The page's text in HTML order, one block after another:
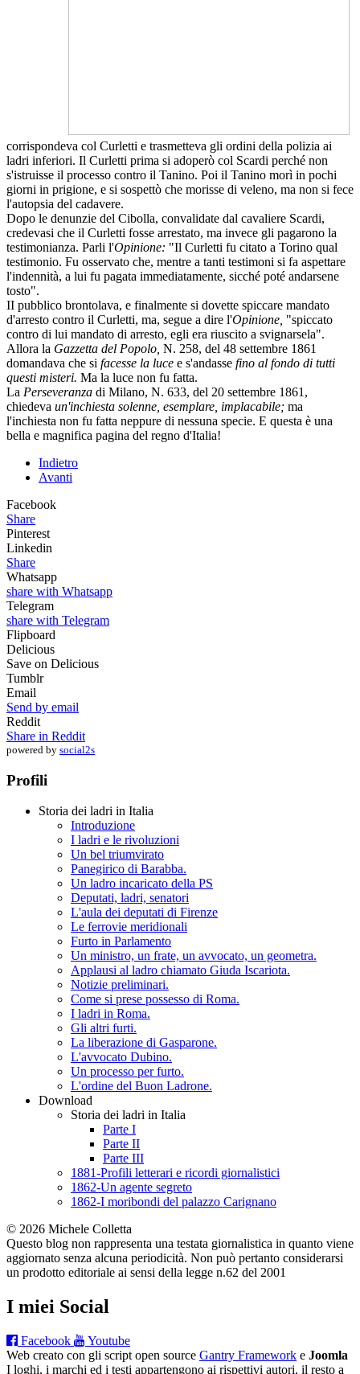
corrispondeva col Curletti e trasmetteva gli ordini della polizia ai
ladri inferiori. Il Curletti prima si adoperò col Scardi perché non
s'istruisse il processo contro il Tanino. Poi il Tanino morì in pochi
giorni in prigione, e si sospettò che morisse di veleno, ma non si fece
l'autopsia del cadavere.
Dopo le denunzie del Cibolla, convalidate dal cavaliere Scardi,
credevasi che il Curletti fosse arrestato, ma invece gli pagarono la
testimonianza. Parli l'Opinione: "Il Curletti fu citato a Torino qual
testimonio. Fu osservato che, mentre a tanti testimoni si fa aspettare
l'indennità, a lui fu pagata immediatamente, sicché poté andarsene
tosto".
II pubblico brontolava, e finalmente si dovette spiccare mandato
d'arresto contro il Curletti, ma, segue a dire l'Opinione, "spiccato
contro di lui mandato di arresto, egli era riuscito a svignarsela".
Allora la Gazzetta del Popolo, N. 258, del 48 settembre 1861
domandava che si facesse la luce e s'andasse fino al fondo di tutti
questi misteri. Ma la luce non fu fatta.
La Perseveranza di Milano, N. 633, del 20 settembre 1861,
chiedeva un'inchiesta solenne, esemplare, implacabile; ma
l'inchiesta non fu fatta neppure di nessuna specie. E questa è una
bella e magnifica pagina del regno d'Italia!
Indietro
Avanti
Facebook
Share
Pinterest
Linkedin
Share
Whatsapp
share with Whatsapp
Telegram
share with Telegram
Flipboard
Delicious
Save on Delicious
Tumblr
Email
Send by email
Reddit
Share in Reddit
powered by social2s
Profili
Storia dei ladri in Italia
Introduzione
I ladri e le rivoluzioni
Un bel triumvirato
Panegirico di Barabba.
Un ladro incaricato della PS
Deputati, ladri, senatori
L'aula dei deputati di Firenze
Le ferrovie meridionali
Furto in Parlamento
Un ministro, un frate, un avvocato, un geometra.
Applausi al ladro chiamato Giuda Iscariota.
Notizie preliminari.
Come si prese possesso di Roma.
I ladri in Roma.
Gli altri furti.
La liberazione di Gasparone.
L'avvocato Dubino.
Un processo per furto.
L'ordine del Buon Ladrone.
Download
Storia dei ladri in Italia
Parte I
Parte II
Parte III
1881-Profili letterari e ricordi giornalistici
1862-Un agente segreto
1862-I moribondi del palazzo Carignano
© 2026 Michele Colletta
Questo blog non rappresenta una testata giornalistica in quanto viene
aggiornato senza alcuna periodicità. Non può pertanto considerarsi
un prodotto editoriale ai sensi della legge n.62 del 2001
I miei Social
Facebook
Youtube
Web creato con gli script open source Gantry Framework e Joomla
I loghi, i marchi ed i testi appartengono ai rispettivi autori, il resto a